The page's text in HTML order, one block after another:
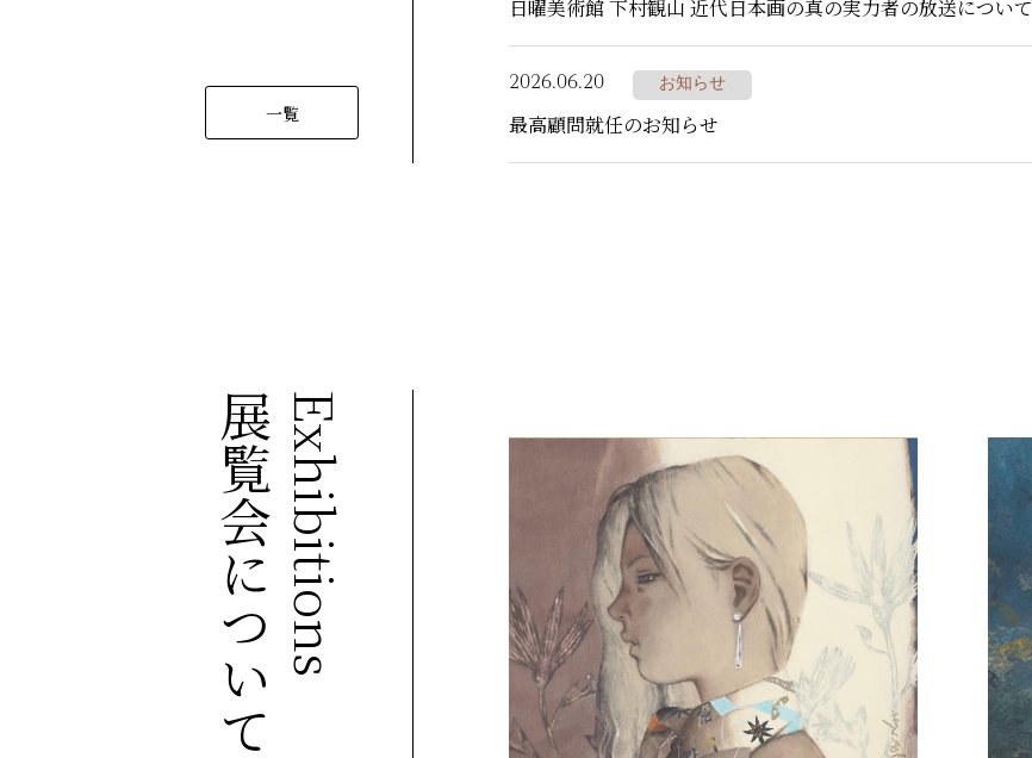
一覧
日曜美術館 下村観山 近代日本画の真の実力者の放送について
2026.06.20
お知らせ
最高顧問就任のお知らせ
Exhibitions
展覧会について